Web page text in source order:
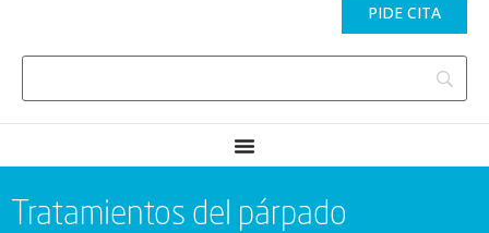
PIDE CITA
Tratamientos del párpado